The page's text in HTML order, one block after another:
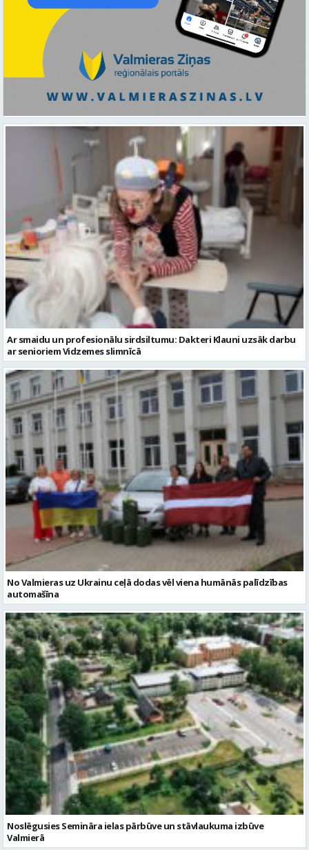
Ar smaidu un profesionālu sirdsiltumu: Dakteri Klauni uzsāk darbu
ar senioriem Vidzemes slimnīcā
No Valmieras uz Ukrainu ceļā dodas vēl viena humānās palīdzības
automašīna
Noslēgusies Semināra ielas pārbūve un stāvlaukuma izbūve
Valmierā